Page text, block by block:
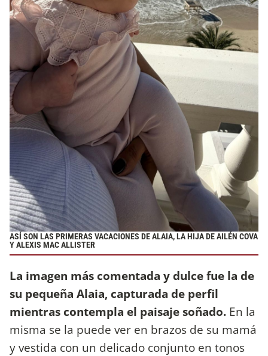
ASÍ SON LAS PRIMERAS VACACIONES DE ALAIA, LA HIJA DE AILÉN COVA
Y ALEXIS MAC ALLISTER
La imagen más comentada y dulce fue la de
su pequeña Alaia, capturada de perfil
mientras contempla el paisaje soñado. En la
misma se la puede ver en brazos de su mamá
y vestida con un delicado conjunto en tonos